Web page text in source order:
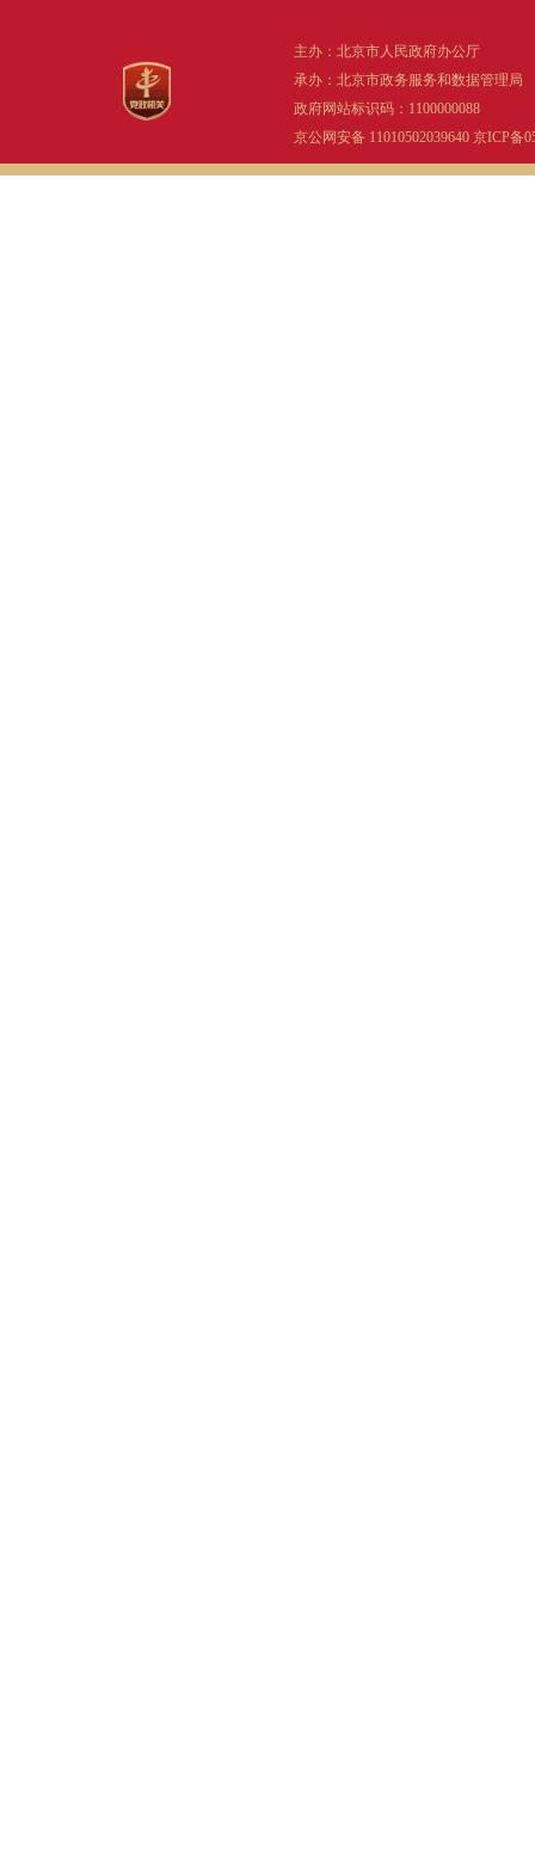
主办：北京市人民政府办公厅
承办：北京市政务服务和数据管理局
政府网站标识码：1100000088
京公网安备 11010502039640 京ICP备